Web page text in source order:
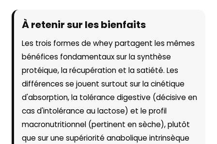
À retenir sur les bienfaits
Les trois formes de whey partagent les mêmes
bénéfices fondamentaux sur la synthèse
protéique, la récupération et la satiété. Les
différences se jouent surtout sur la cinétique
d'absorption, la tolérance digestive (décisive en
cas d'intolérance au lactose) et le profil
macronutritionnel (pertinent en sèche), plutôt
que sur une supériorité anabolique intrinsèque